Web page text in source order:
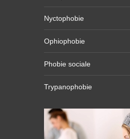
Nyctophobie
Ophiophobie
Phobie sociale
Trypanophobie